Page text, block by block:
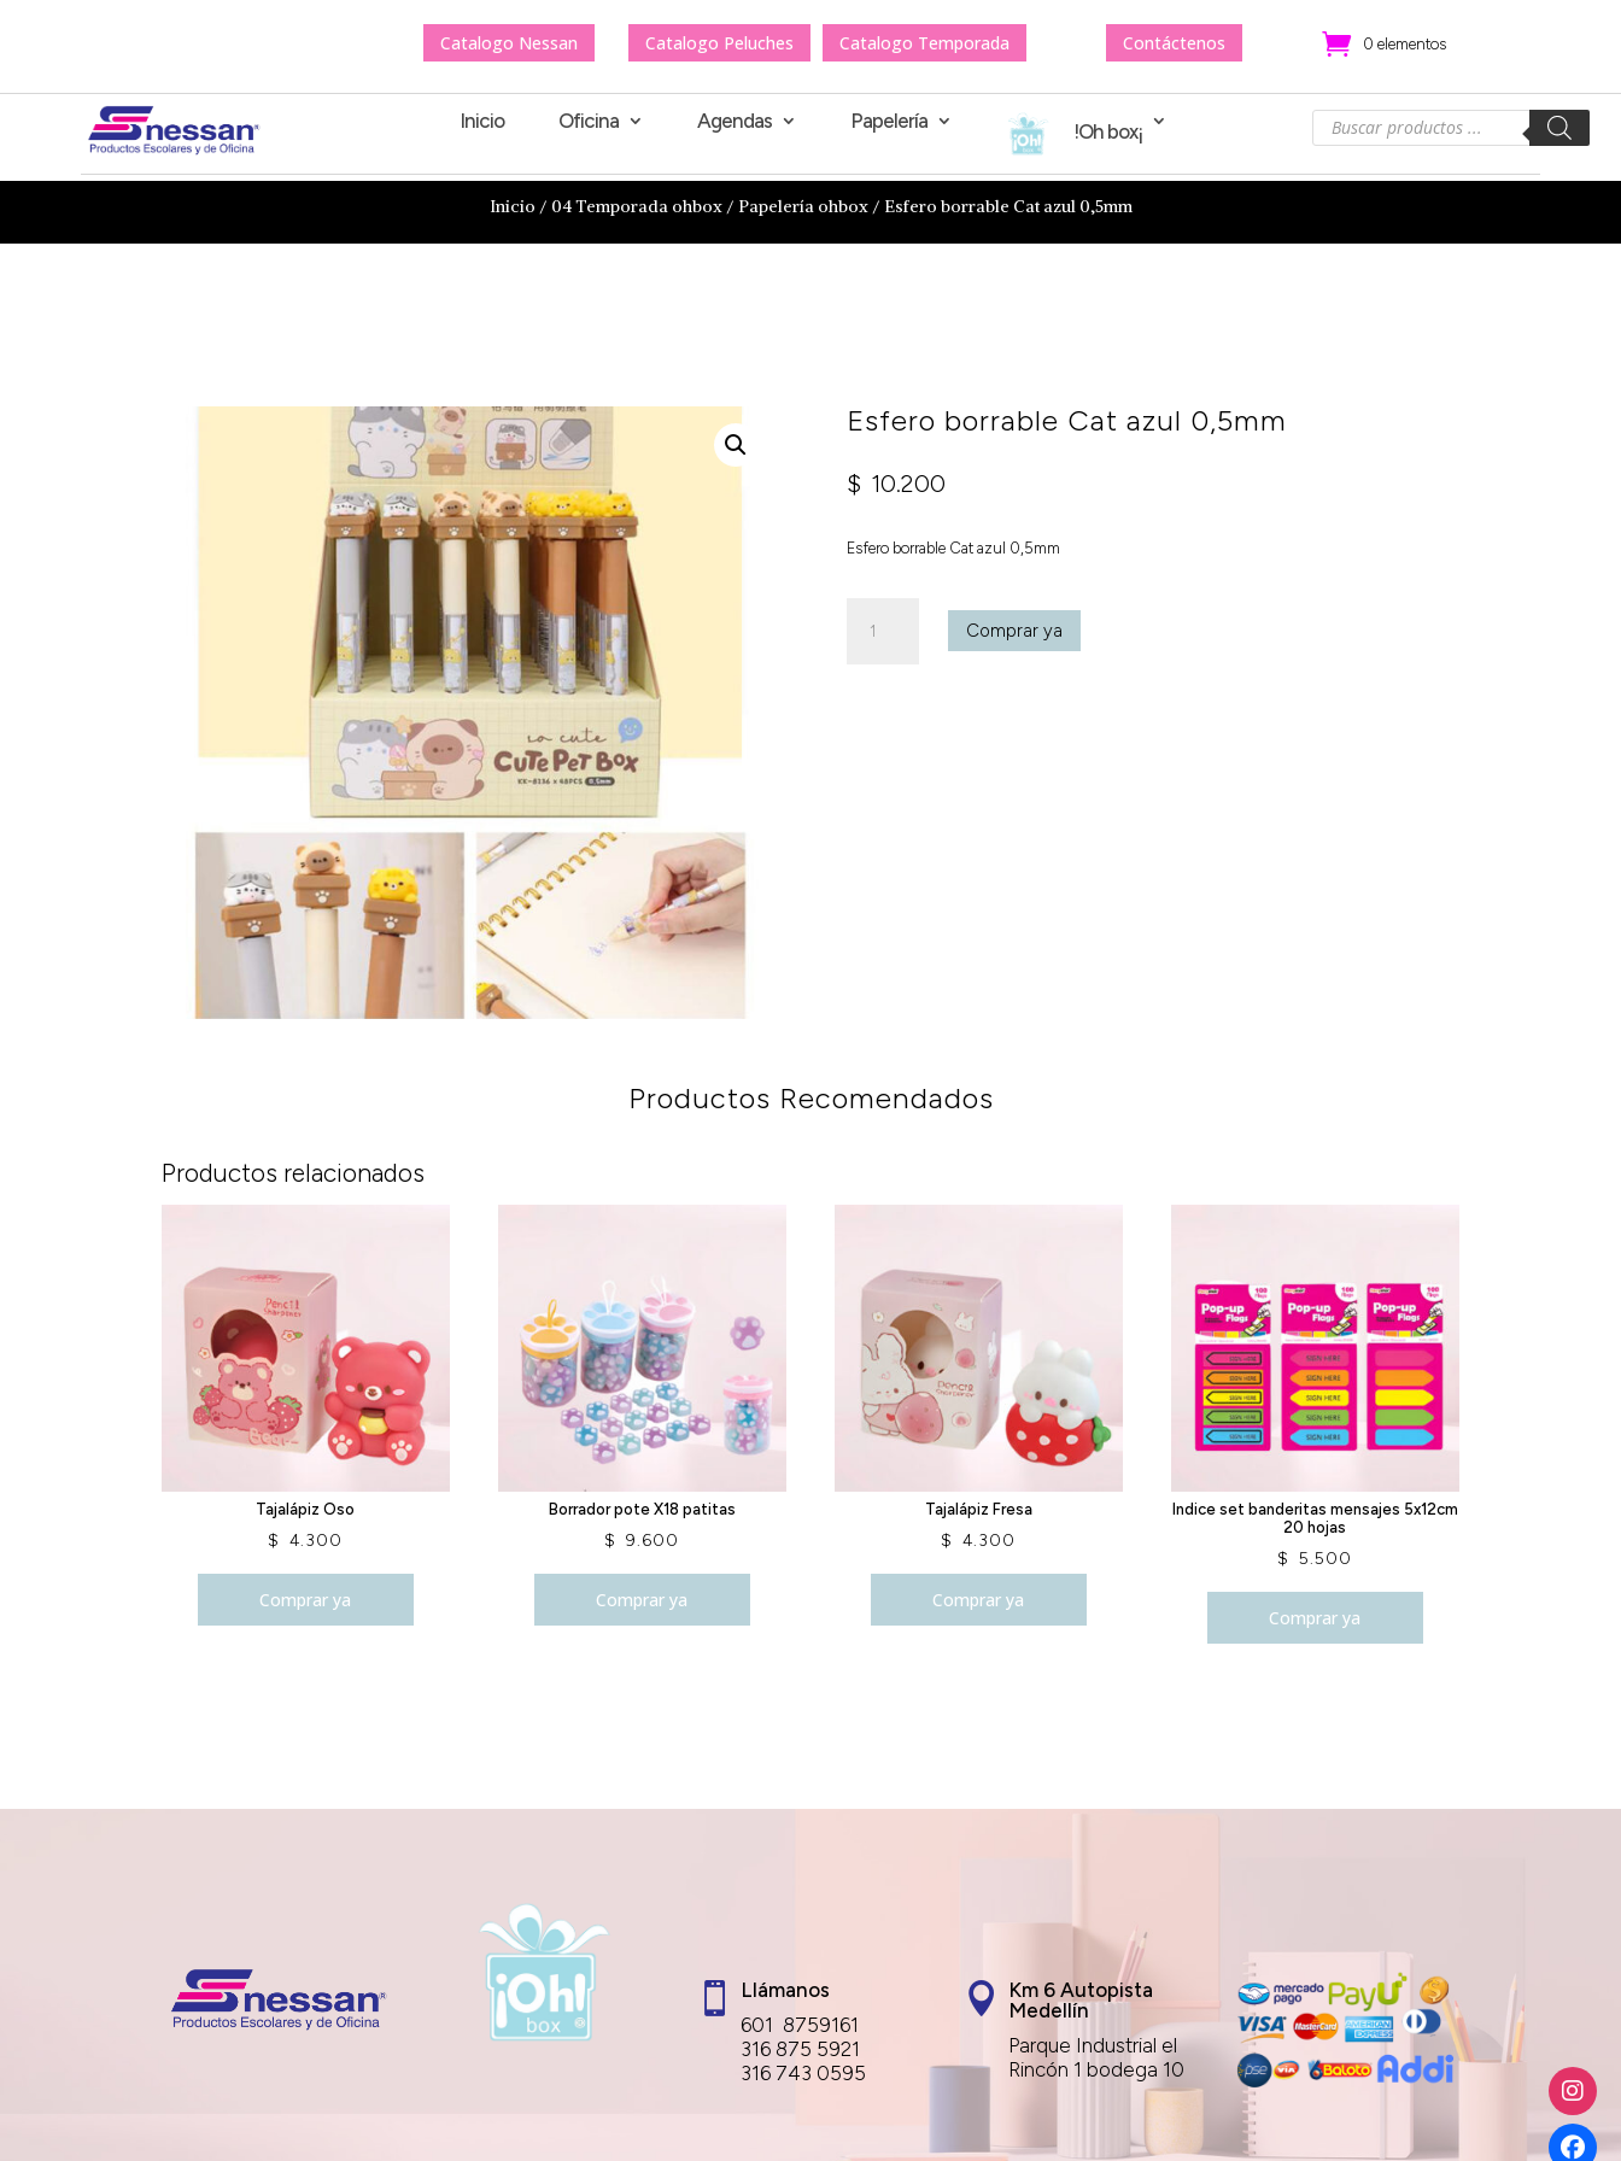
Catalogo Nessan Catalogo Peluches Catalogo Temporada Contáctenos 0 elementos
Inicio Oficina Agendas Papelería !Oh box¡
Búsqueda
productos
Inicio / 04 Temporada ohbox/ Papelería ohbox/ Esfero borrable Cat azul 0,5mm
Esfero borrable Cat azul 0,5mm
$ 10.200
Esfero borrable Cat azul 0,5mm
borrable
Comprar ya
Productos Recomendados
Productos relacionados
Tajalápiz Oso
$ 4.300
Comprar ya
Borrador pote X18 patitas
$ 9.600
Comprar ya
Tajalápiz Fresa
$ 4.300
Comprar ya
Indice set banderitas mensajes 5x12cm
20 hojas
$ 5.500
Comprar ya

Llámanos
601 8759161
316 875 5921
316 743 0595

Km 6 Autopista
Medellín
Parque Industrial el
Rincón 1 bodega 10